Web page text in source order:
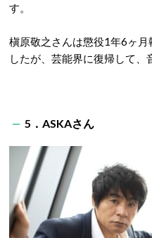
す。
槇原敬之さんは懲役1年6ヶ
したが、芸能界に復帰して、
5．ASKAさん